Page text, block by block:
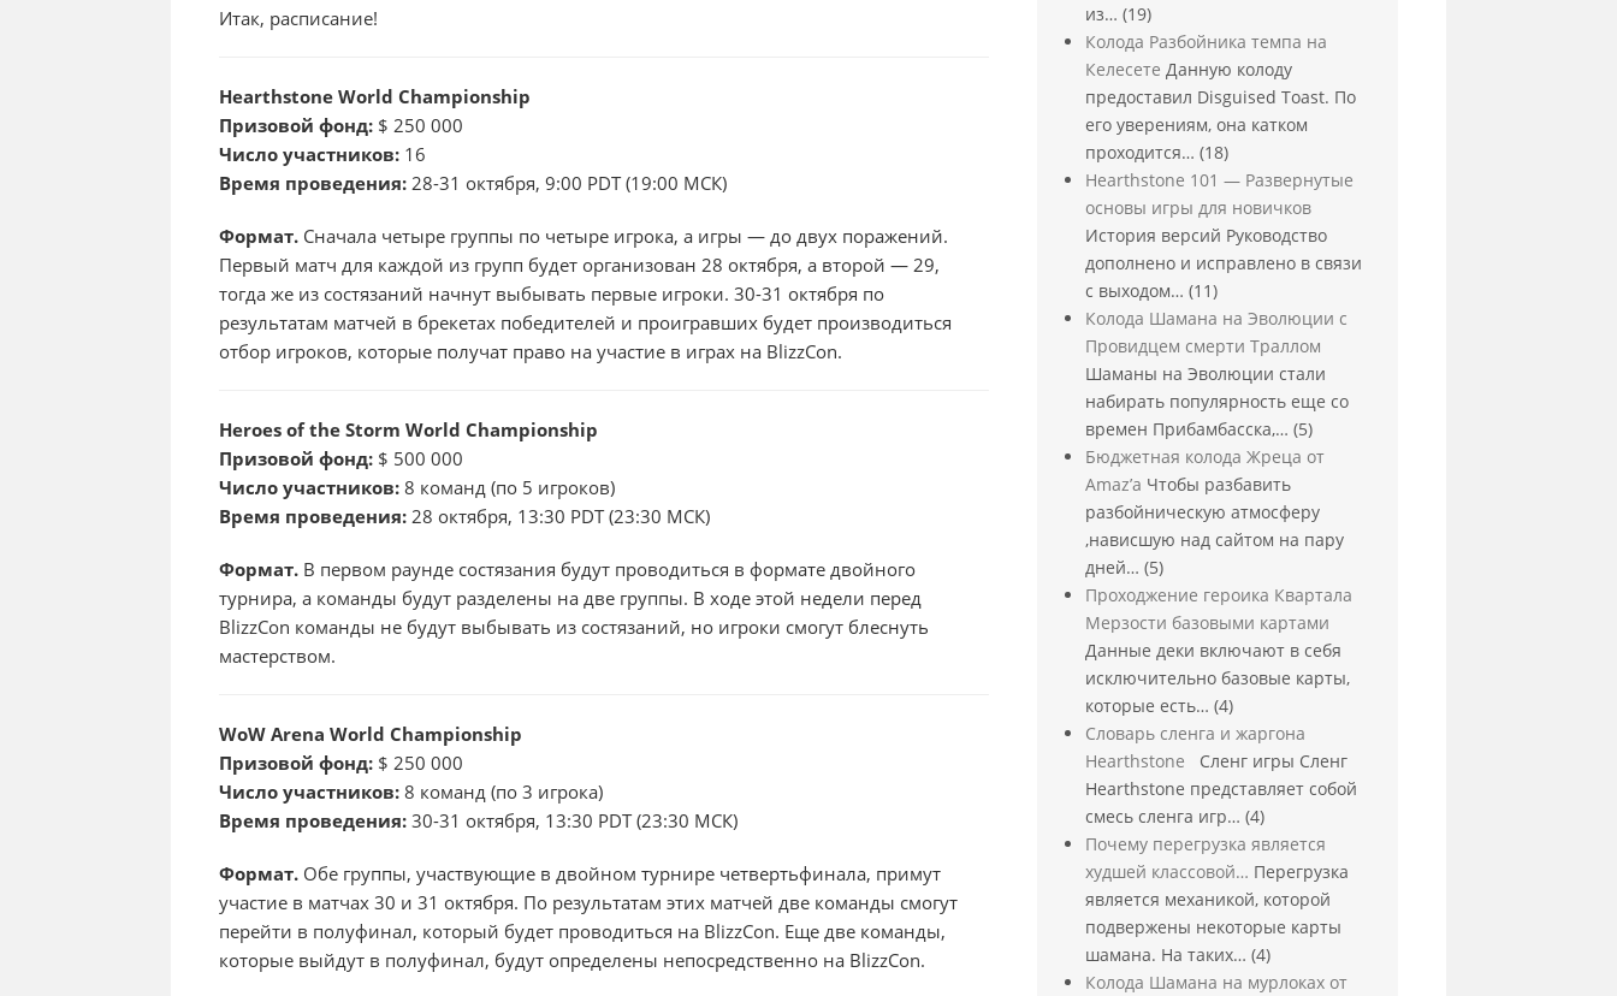
Итак, расписание!
Hearthstone World Championship
Призовой фонд: $ 250 000
Число участников: 16
Время проведения: 28-31 октября, 9:00 PDT (19:00 МСК)
Формат. Сначала четыре группы по четыре игрока, а игры — до двух поражений.
Первый матч для каждой из групп будет организован 28 октября, а второй — 29,
тогда же из состязаний начнут выбывать первые игроки. 30-31 октября по
результатам матчей в брекетах победителей и проигравших будет производиться
отбор игроков, которые получат право на участие в играх на BlizzCon.
Heroes of the Storm World Championship
Призовой фонд: $ 500 000
Число участников: 8 команд (по 5 игроков)
Время проведения: 28 октября, 13:30 PDT (23:30 МСК)
Формат. В первом раунде состязания будут проводиться в формате двойного
турнира, а команды будут разделены на две группы. В ходе этой недели перед
BlizzCon команды не будут выбывать из состязаний, но игроки смогут блеснуть
мастерством.
WoW Arena World Championship
Призовой фонд: $ 250 000
Число участников: 8 команд (по 3 игрока)
Время проведения: 30-31 октября, 13:30 PDT (23:30 МСК)
Формат. Обе группы, участвующие в двойном турнире четвертьфинала, примут
участие в матчах 30 и 31 октября. По результатам этих матчей две команды смогут
перейти в полуфинал, который будет проводиться на BlizzCon. Еще две команды,
которые выйдут в полуфинал, будут определены непосредственно на BlizzCon.
из… (19)
Колода Разбойника темпа на
Келесете Данную колоду
предоставил Disguised Toast. По
его уверениям, она катком
проходится… (18)
Hearthstone 101 — Развернутые
основы игры для новичков
История версий Руководство
дополнено и исправлено в связи
с выходом… (11)
Колода Шамана на Эволюции с
Провидцем смерти Траллом
Шаманы на Эволюции стали
набирать популярность еще со
времен Прибамбасска,… (5)
Бюджетная колода Жреца от
Amaz’a Чтобы разбавить
разбойническую атмосферу
,нависшую над сайтом на пару
дней… (5)
Проходжение героика Квартала
Мерзости базовыми картами
Данные деки включают в себя
исключительно базовые карты,
которые есть… (4)
Словарь сленга и жаргона
Hearthstone Сленг игры Сленг
Hearthstone представляет собой
смесь сленга игр… (4)
Почему перегрузка является
худшей классовой… Перегрузка
является механикой, которой
подвержены некоторые карты
шамана. На таких… (4)
Колода Шамана на мурлоках от